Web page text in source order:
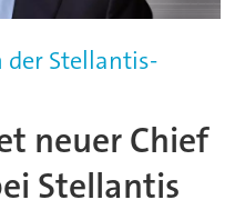
der Stellantis-
neuer Chief
Stellantis